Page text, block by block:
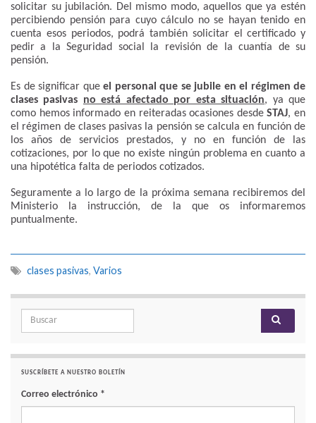
solicitar su jubilación. Del mismo modo, aquellos que ya estén
percibiendo pensión para cuyo cálculo no se hayan tenido en
cuenta esos periodos, podrá también solicitar el certificado y
pedir a la Seguridad social la revisión de la cuantía de su
pensión.
Es de significar que el personal que se jubile en el régimen de
clases pasivas no está afectado por esta situación, ya que
como hemos informado en reiteradas ocasiones desdeSTAJ, en
el régimen de clases pasivas la pensión se calcula en función de
los años de servicios prestados, y no en función de las
cotizaciones, por lo que no existe ningún problema en cuanto a
una hipotética falta de periodos cotizados.
Seguramente a lo largo de la próxima semana recibiremos del
Ministerio la instrucción, de la que os informaremos
puntualmente.
clases pasivas, Varios
Search for:
SUSCRÍBETE A NUESTRO BOLETÍN
Correo electrónico *